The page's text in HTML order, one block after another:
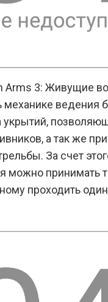
Arms 3: Живущие
ведения
укрытий,
а так же
За счет
можно принимать
проходить